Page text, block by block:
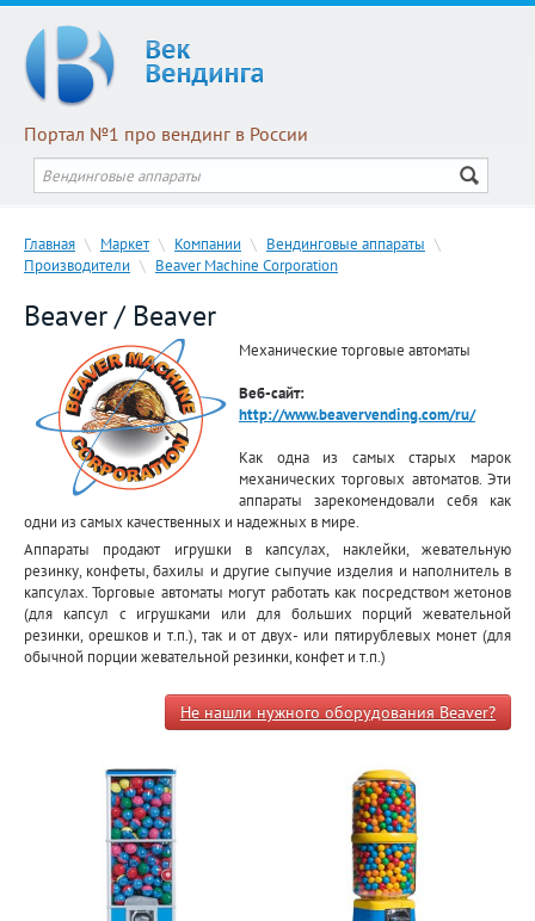
Портал №1 про вендинг в России
Главная \ Маркет \ Компании \ Вендинговые аппараты \
Производители \ Beaver Machine Corporation
Beaver / Beaver
Механические торговые автоматы
Веб-сайт:
http://www.beavervending.com/ru/
Как одна из самых старых марок
механических торговых автоматов. Эти
аппараты зарекомендовали себя как
одни из самых качественных и надежных в мире.
Аппараты продают игрушки в капсулах, наклейки, жевательную
резинку, конфеты, бахилы и другие сыпучие изделия и наполнитель в
капсулах. Торговые автоматы могут работать как посредством жетонов
(для капсул с игрушками или для больших порций жевательной
резинки, орешков и т.п.), так и от двух- или пятирублевых монет (для
обычной порции жевательной резинки, конфет и т.п.)
Не нашли нужного оборудования Beaver?